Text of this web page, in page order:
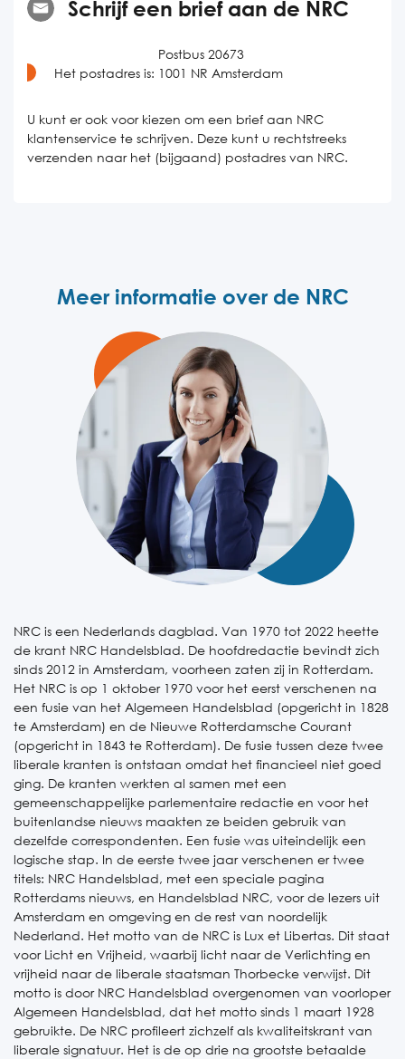
Schrijf een brief aan de NRC
Het postadres is:
Postbus 20673
1001 NR Amsterdam
U kunt er ook voor kiezen om een brief aan NRC
klantenservice te schrijven. Deze kunt u rechtstreeks
verzenden naar het (bijgaand) postadres van NRC.
Meer informatie over de NRC
NRC is een Nederlands dagblad. Van 1970 tot 2022 heette
de krant NRC Handelsblad. De hoofdredactie bevindt zich
sinds 2012 in Amsterdam, voorheen zaten zij in Rotterdam.
Het NRC is op 1 oktober 1970 voor het eerst verschenen na
een fusie van het Algemeen Handelsblad (opgericht in 1828
te Amsterdam) en de Nieuwe Rotterdamsche Courant
(opgericht in 1843 te Rotterdam). De fusie tussen deze twee
liberale kranten is ontstaan omdat het financieel niet goed
ging. De kranten werkten al samen met een
gemeenschappelijke parlementaire redactie en voor het
buitenlandse nieuws maakten ze beiden gebruik van
dezelfde correspondenten. Een fusie was uiteindelijk een
logische stap. In de eerste twee jaar verschenen er twee
titels: NRC Handelsblad, met een speciale pagina
Rotterdams nieuws, en Handelsblad NRC, voor de lezers uit
Amsterdam en omgeving en de rest van noordelijk
Nederland. Het motto van de NRC is Lux et Libertas. Dit staat
voor Licht en Vrijheid, waarbij licht naar de Verlichting en
vrijheid naar de liberale staatsman Thorbecke verwijst. Dit
motto is door NRC Handelsblad overgenomen van voorloper
Algemeen Handelsblad, dat het motto sinds 1 maart 1928
gebruikte. De NRC profileert zichzelf als kwaliteitskrant van
liberale signatuur. Het is de op drie na grootste betaalde